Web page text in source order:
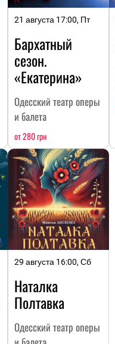
21 августа 17:00, Пт
Бархатный
сезон.
«Екатерина»
Одесский театр оперы
и балета
от 280 грн
29 августа 16:00, Сб
Наталка
Полтавка
Одесский театр оперы